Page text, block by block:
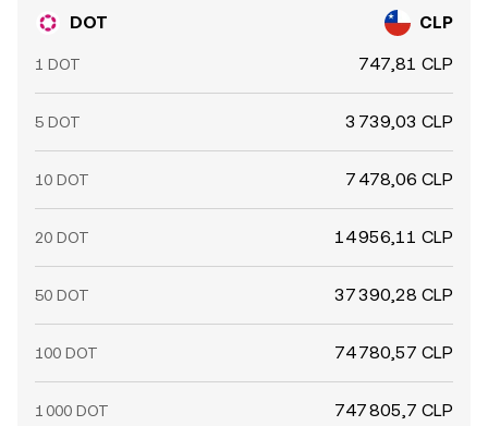
DOT CLP
1 DOT 747,81 CLP
5 DOT 3 739,03 CLP
10 DOT 7 478,06 CLP
20 DOT 14 956,11 CLP
50 DOT 37 390,28 CLP
100 DOT 74 780,57 CLP
1 000 DOT 747 805,7 CLP